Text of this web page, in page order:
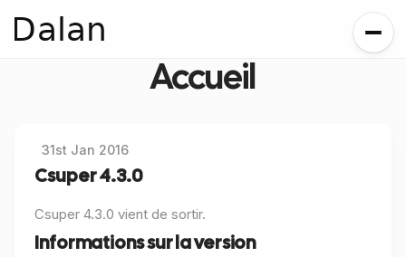
Dalan
Accueil
31st Jan 2016
Csuper 4.3.0
Csuper 4.3.0 vient de sortir.
Informations sur la version